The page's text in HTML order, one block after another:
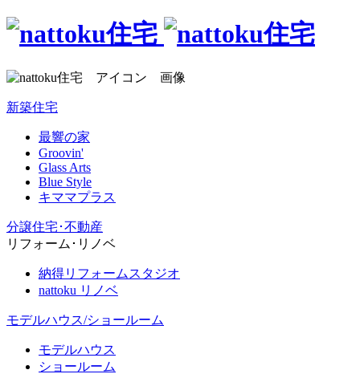
新築住宅
最響の家
Groovin'
Glass Arts
Blue Style
キママプラス
分譲住宅･不動産
リフォーム･リノベ
納得リフォームスタジオ
nattoku リノベ
モデルハウス/ショールーム
モデルハウス
ショールーム